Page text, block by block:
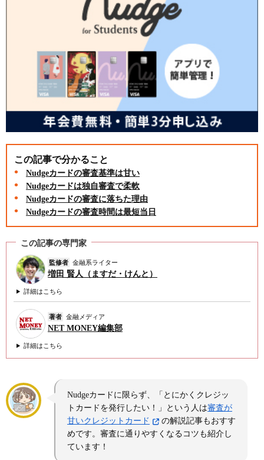
この記事で分かること
Nudgeカードの審査基準は甘い
Nudgeカードは独自審査で柔軟
Nudgeカードの審査に落ちた理由
Nudgeカードの審査時間は最短当日
この記事の専門家
監修者 金融系ライター
増田 賢人（ますだ・けんと）
詳細はこちら
著者 金融メディア
NET MONEY編集部
詳細はこちら
Nudgeカードに限らず、「とにかくクレジッ
トカードを発行したい！」という人は審査が
甘いクレジットカード
の解説記事もおすす
めです。審査に通りやすくなるコツも紹介し
ています！